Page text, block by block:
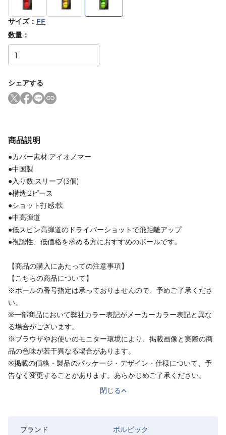
サイズ： FF
数量：
シェアする
商品説明
●カバー素材:アイオノマー
●中国製
●入り数:スリーブ(3個)
●構造:2ピース
●ショット打感:軟
●中高弾道
●低スピン高弾道のドライバーショットで飛距離アップ
●視認性、低価格を求める方におすすめのボールです。
【商品の購入にあたっての注意事項】
【こちらの商品について】
※ボールの番号指定は承っておりませんので、予めご了承くださ
い。
※一部商品において弊社カラー表記がメーカーカラー表記と異な
る場合がございます。
※ブラウザやお使いのモニター環境により、掲載画像と実際の商
品の色味が若干異なる場合があります。
※掲載の価格・製品のパッケージ・デザイン・仕様について、予
告なく変更することがあります。あらかじめご了承ください。
閉じる
ブランド
ボルビック